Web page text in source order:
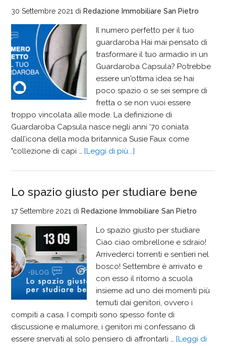
30 Settembre 2021 di Redazione Immobiliare San Pietro
Il numero perfetto per il tuo
guardaroba Hai mai pensato di
trasformare il tuo armadio in un
Guardaroba Capsula? Potrebbe
essere un'ottima idea se hai
poco spazio o se sei sempre di
fretta o se non vuoi essere
troppo vincolata alle mode. La definizione di
Guardaroba Capsula nasce negli anni ’70 coniata
dall’icona della moda britannica Susie Faux come
"collezione di capi …[Leggi di più...]
Lo spazio giusto per studiare bene
17 Settembre 2021 di Redazione Immobiliare San Pietro
Lo spazio giusto per studiare
Ciao ciao ombrellone e sdraio!
Arrivederci torrenti e sentieri nel
bosco! Settembre è arrivato e
con esso il ritorno a scuola
insieme ad uno dei momenti più
temuti dai genitori, ovvero i
compiti a casa. I compiti sono spesso fonte di
discussione e malumore, i genitori mi confessano di
essere snervati al solo pensiero di affrontarli …[Leggi di